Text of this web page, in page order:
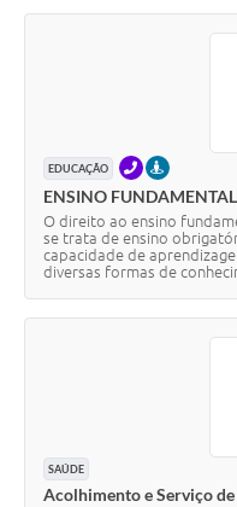
EDUCAÇÃO TELEFONEPRESENCIAL
ENSINO
O direito ao ensino
se trata de ensino
capacidade de
diversas formas de
SAÚDE
Acolhimento e Serviço